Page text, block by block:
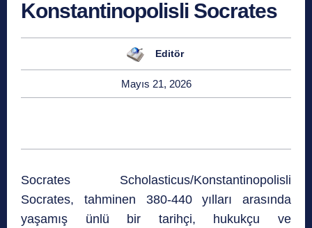
Konstantinopolisli Socrates
Editör
Mayıs 21, 2026
Socrates Scholasticus/Konstantinopolisli
Socrates, tahminen 380-440 yılları arasında
yaşamış ünlü bir tarihçi, hukukçu ve